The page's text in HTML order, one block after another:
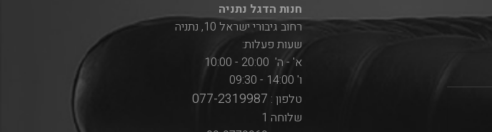
חנות הדגל נתניה
רחוב גיבורי ישראל 10, נתניה
שעות פעלות:
א' - ה' 20:00 - 10:00
ו' 14:00 - 09:30
טלפון : 077-2319987
שלוחה 1